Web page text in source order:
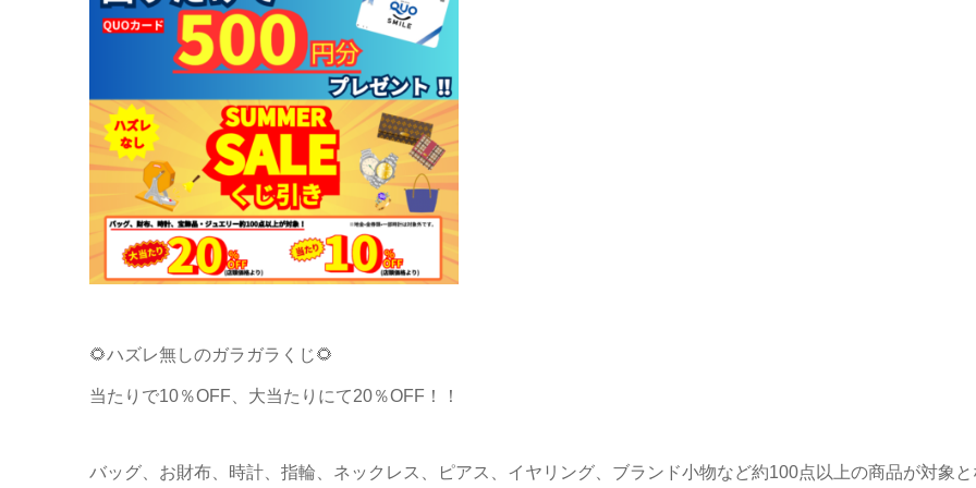
🌻ハズレ無しのガラガラくじ🌻
当たりで10％OFF、大当たりにて20％OFF！！
バッグ、お財布、時計、指輪、ネックレス、ピアス、イヤリング、ブランド小物など約100点以上の商品が対象と